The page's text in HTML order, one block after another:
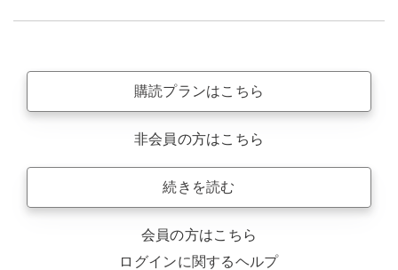
購読プランはこちら
非会員の方はこちら
続きを読む
会員の方はこちら
ログインに関するヘルプ